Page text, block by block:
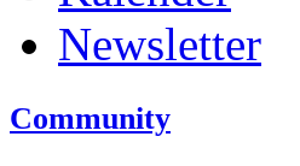
Newsletter
Community